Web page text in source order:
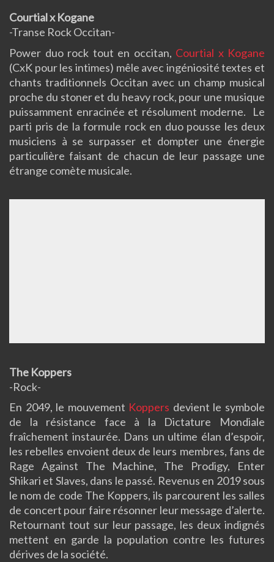
Courtial x Kogane
-Transe Rock Occitan-
Power duo rock tout en occitan, Courtial x Kogane
(CxK pour les intimes) mêle avec ingéniosité textes et
chants traditionnels Occitan avec un champ musical
proche du stoner et du heavy rock, pour une musique
puissamment enracinée et résolument moderne. Le
parti pris de la formule rock en duo pousse les deux
musiciens à se surpasser et dompter une énergie
particulière faisant de chacun de leur passage une
étrange comète musicale.
The Koppers
-Rock-
En 2049, le mouvement Koppers devient le symbole
de la résistance face à la Dictature Mondiale
fraîchement instaurée. Dans un ultime élan d’espoir,
les rebelles envoient deux de leurs membres, fans de
Rage Against The Machine, The Prodigy, Enter
Shikari et Slaves, dans le passé. Revenus en 2019 sous
le nom de code The Koppers, ils parcourent les salles
de concert pour faire résonner leur message d’alerte.
Retournant tout sur leur passage, les deux indignés
mettent en garde la population contre les futures
dérives de la société.